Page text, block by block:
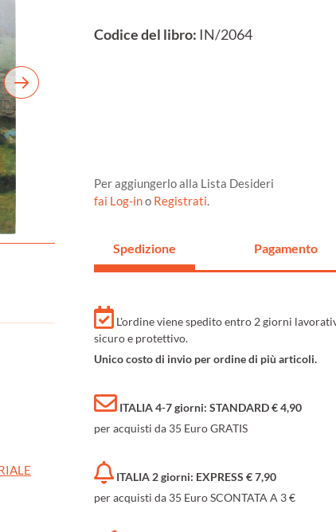
Codice del libro: IN/2064
Per aggiungerlo alla Lista Desideri
fai Log-ino Registrati.
Spedizione Pagamento
L'ordine viene spedito entro 2 giorni
sicuro e protettivo.
Unico costo di invio per ordine di più articoli.
ITALIA 4-7 giorni: STANDARD € 4,90
per acquisti da 35 Euro GRATIS
ITALIA 2 giorni: EXPRESS € 7,90
per acquisti da 35 Euro SCONTATA A 3 €